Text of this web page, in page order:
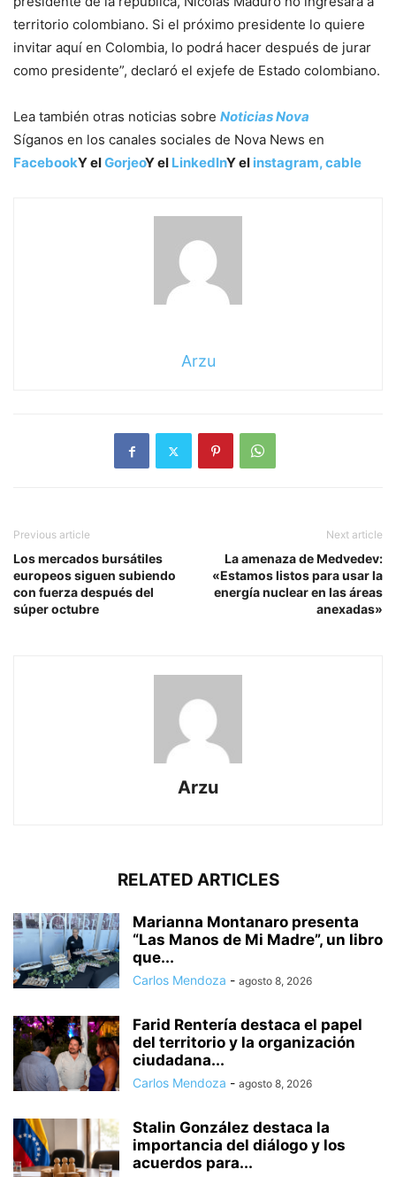
territorio colombiano. Si el próximo presidente lo quiere
invitar aquí en Colombia, lo podrá hacer después de jurar
como presidente”, declaró el exjefe de Estado colombiano.
Lea también otras noticias sobre Noticias Nova
Síganos en los canales sociales de Nova News en
FacebookY elGorjeoY el LinkedInY el instagram,cable
Arzu
Previous article
Los mercados bursátiles
europeos siguen subiendo
con fuerza después del
súper octubre
Next article
La amenaza de Medvedev:
«Estamos listos para usar la
energía nuclear en las áreas
anexadas»
Arzu
RELATED ARTICLES
Marianna Montanaro presenta
“Las Manos de Mi Madre”, un libro
que...
Carlos Mendoza - agosto 8, 2026
Farid Rentería destaca el papel
del territorio y la organización
ciudadana...
Carlos Mendoza - agosto 8, 2026
Stalin González destaca la
importancia del diálogo y los
acuerdos para...